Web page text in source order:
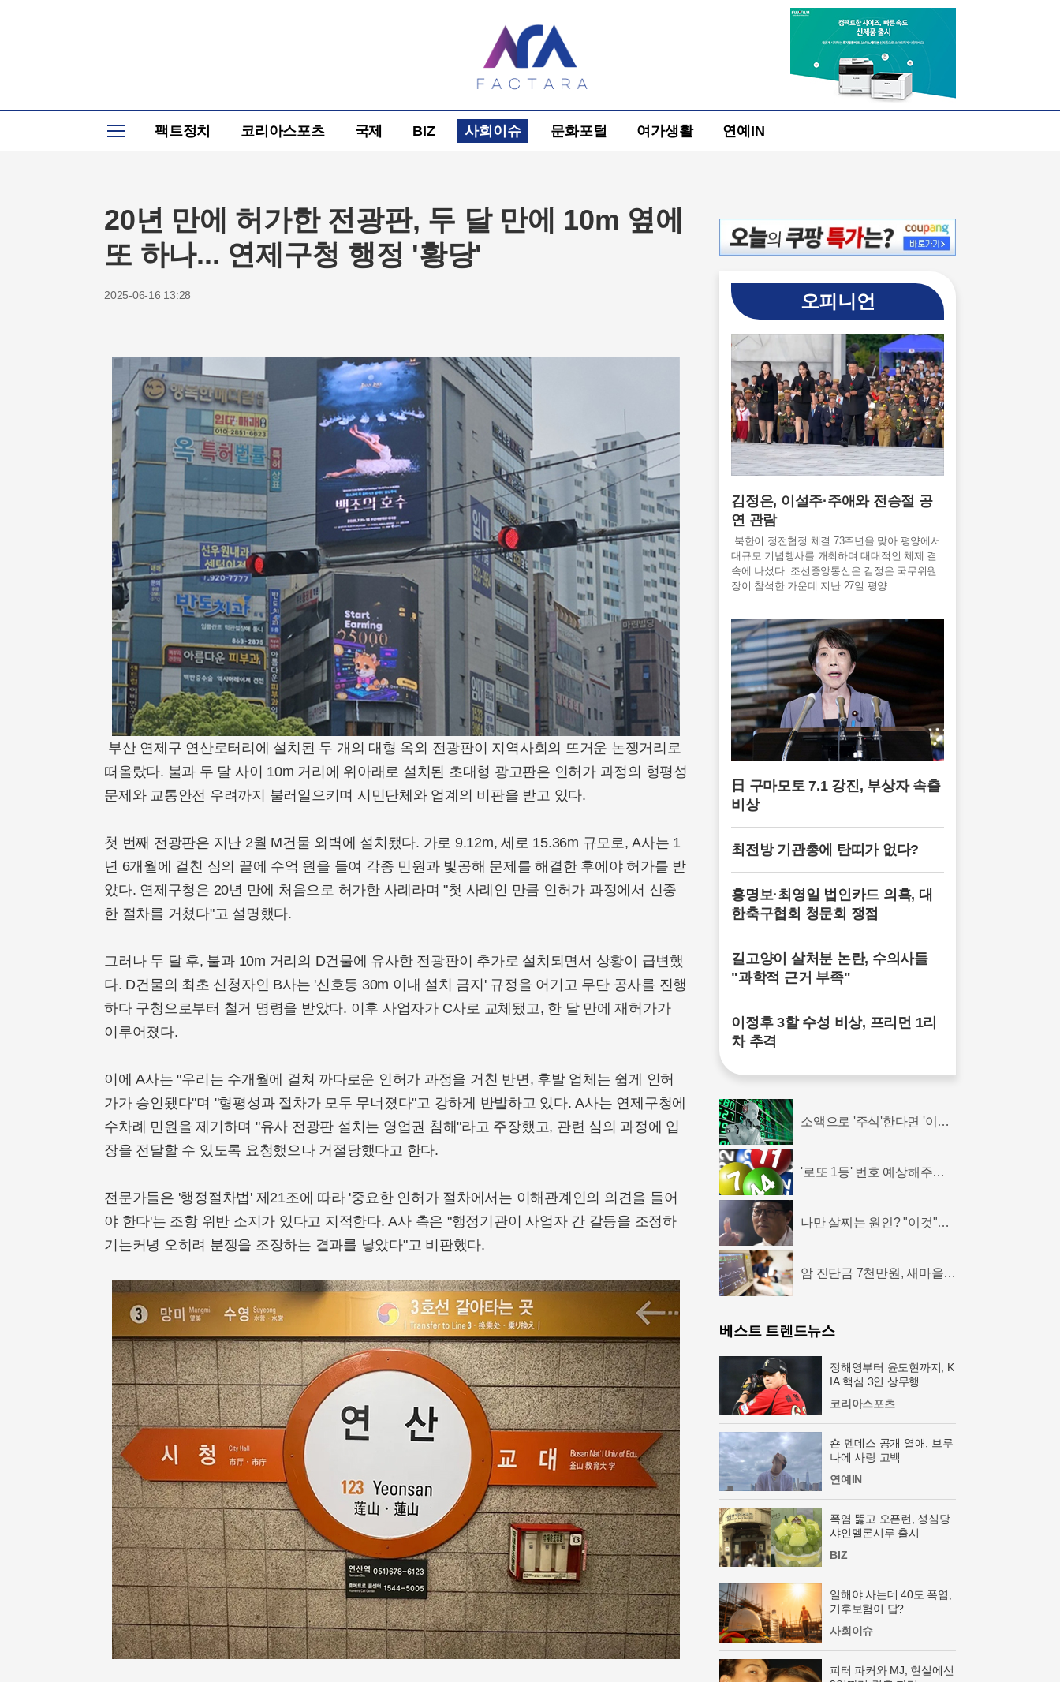
뉴
스
팩트정치 코리아스포츠 국제 BIZ 사회이슈 문화포털 여가생활 연예IN
20년 만에 허가한 전광판, 두 달 만에 10m 옆에
또 하나... 연제구청 행정 '황당'
2025-06-16 13:28
부산 연제구 연산로터리에 설치된 두 개의 대형 옥외 전광판이 지역사회의 뜨거운 논쟁거리로
떠올랐다. 불과 두 달 사이 10m 거리에 위아래로 설치된 초대형 광고판은 인허가 과정의 형평성
문제와 교통안전 우려까지 불러일으키며 시민단체와 업계의 비판을 받고 있다.
첫 번째 전광판은 지난 2월 M건물 외벽에 설치됐다. 가로 9.12m, 세로 15.36m 규모로, A사는 1
년 6개월에 걸친 심의 끝에 수억 원을 들여 각종 민원과 빛공해 문제를 해결한 후에야 허가를 받
았다. 연제구청은 20년 만에 처음으로 허가한 사례라며 "첫 사례인 만큼 인허가 과정에서 신중
한 절차를 거쳤다"고 설명했다.
그러나 두 달 후, 불과 10m 거리의 D건물에 유사한 전광판이 추가로 설치되면서 상황이 급변했
다. D건물의 최초 신청자인 B사는 '신호등 30m 이내 설치 금지' 규정을 어기고 무단 공사를 진행
하다 구청으로부터 철거 명령을 받았다. 이후 사업자가 C사로 교체됐고, 한 달 만에 재허가가
이루어졌다.
이에 A사는 "우리는 수개월에 걸쳐 까다로운 인허가 과정을 거친 반면, 후발 업체는 쉽게 인허
가가 승인됐다"며 "형평성과 절차가 모두 무너졌다"고 강하게 반발하고 있다. A사는 연제구청에
수차례 민원을 제기하며 "유사 전광판 설치는 영업권 침해"라고 주장했고, 관련 심의 과정에 입
장을 전달할 수 있도록 요청했으나 거절당했다고 한다.
전문가들은 '행정절차법' 제21조에 따라 '중요한 인허가 절차에서는 이해관계인의 의견을 들어
야 한다'는 조항 위반 소지가 있다고 지적한다. A사 측은 "행정기관이 사업자 간 갈등을 조정하
기는커녕 오히려 분쟁을 조장하는 결과를 낳았다"고 비판했다.
오피니언
김정은, 이설주·주애와 전승절 공
연 관람
북한이 정전협정 체결 73주년을 맞아 평양에서
대규모 기념행사를 개최하며 대대적인 체제 결
속에 나섰다. 조선중앙통신은 김정은 국무위원
장이 참석한 가운데 지난 27일 평양..
日 구마모토 7.1 강진, 부상자 속출
비상
최전방 기관총에 탄띠가 없다?
홍명보·최영일 법인카드 의혹, 대
한축구협회 청문회 쟁점
길고양이 살처분 논란, 수의사들
"과학적 근거 부족"
이정후 3할 수성 비상, 프리먼 1리
차 추격
소액으로 '주식'한다면 '이종
'로또 1등' 번호 예상해주는
나만 살찌는 원인? "이것"으
암 진단금 7천만원, 새마을금
베스트 트렌드뉴스
정해영부터 윤도현까지, K
IA 핵심 3인 상무행
코리아스포츠
숀 멘데스 공개 열애, 브루
나에 사랑 고백
연예IN
폭염 뚫고 오픈런, 성심당
샤인멜론시루 출시
BIZ
일해야 사는데 40도 폭염,
기후보험이 답?
사회이슈
피터 파커와 MJ, 현실에선